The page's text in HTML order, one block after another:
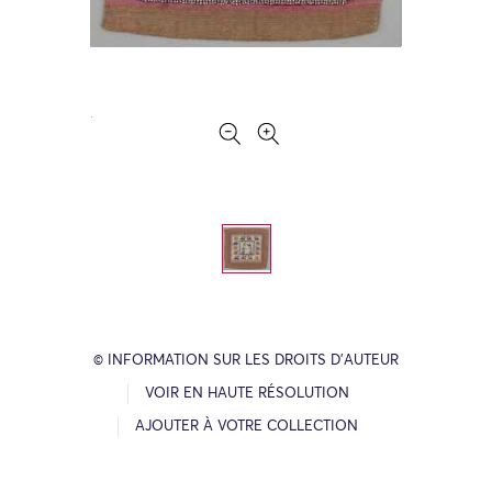
© INFORMATION SUR LES DROITS D’AUTEUR
VOIR EN HAUTE RÉSOLUTION
AJOUTER À VOTRE COLLECTION